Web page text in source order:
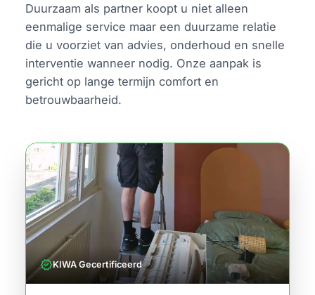
Duurzaam als partner koopt u niet alleen
eenmalige service maar een duurzame relatie
die u voorziet van advies, onderhoud en snelle
interventie wanneer nodig. Onze aanpak is
gericht op lange termijn comfort en
betrouwbaarheid.
verifiedKIWA Gecertificeerd